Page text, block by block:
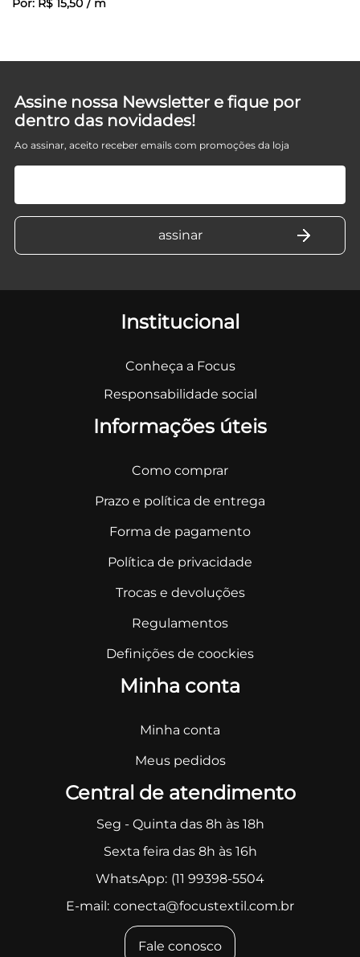
Por: R$ 15,50 / m
Assine nossa Newsletter e fique por
dentro das novidades!
Ao assinar, aceito receber emails com promoções da loja
Institucional
Conheça a Focus
Responsabilidade social
Informações úteis
Como comprar
Prazo e política de entrega
Forma de pagamento
Política de privacidade
Trocas e devoluções
Regulamentos
Definições de coockies
Minha conta
Minha conta
Meus pedidos
Central de atendimento
Seg - Quinta das 8h às 18h
Sexta feira das 8h às 16h
WhatsApp: (11 99398-5504
E-mail: conecta@focustextil.com.br
Fale conosco